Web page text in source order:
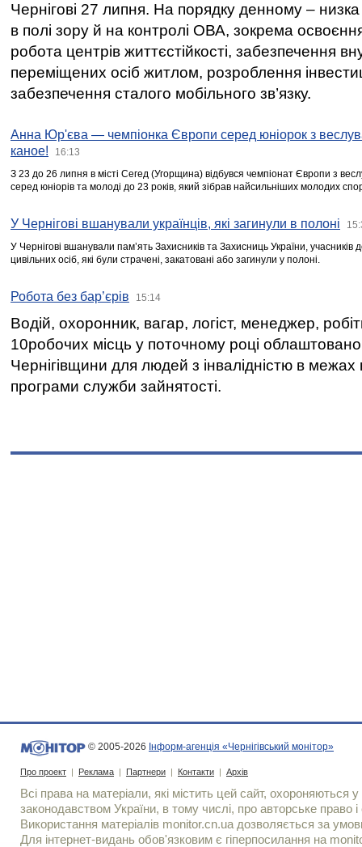
Чернігові 27 липня. На порядку денному –
в полі зору й на контролі ОВА, зокрема освоєння
робота центрів життєстійкості, забезпечення
переміщених осіб житлом, розроблення
забезпечення сталого мобільного зв’язку.
Анна Юр'єва — чемпіонка Європи серед юніорок з
каное!
16:13
З 23 до 26 липня в місті Сегед (Угорщина) відбувся чемпіонат Європи з
серед юніорів та молоді до 23 років, який зібрав найсильніших молодих
У Чернігові вшанували українців, які загинули в полоні
У Чернігові вшанували пам’ять Захисників та Захисниць України,
цивільних осіб, які були страчені, закатовані або загинули у полоні.
Робота без бар’єрів 15:14
Водій, охоронник, вагар, логіст, менеджер,
10робочих місць у поточному році
Чернігівщини для людей з інвалідністю в межах
програми служби зайнятості.
© 2005-2026 Інформ-агенція «Чернігівський монітор»
Про проект | Реклама | Партнери | Контакти | Архів
Всі права на матеріали, які містить цей сайт, охороняються у
законодавством України, в тому числі, про авторське право і
Використання матерiалiв monitor.cn.ua дозволяється за
Для iнтернет-видань обов'язковим є гiперпосилання на